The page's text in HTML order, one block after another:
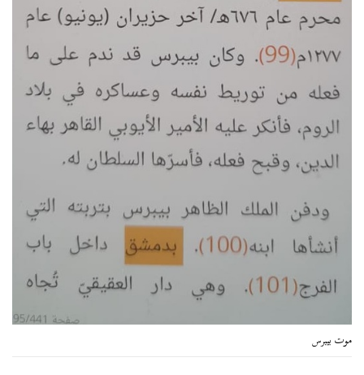
موت بيبرس